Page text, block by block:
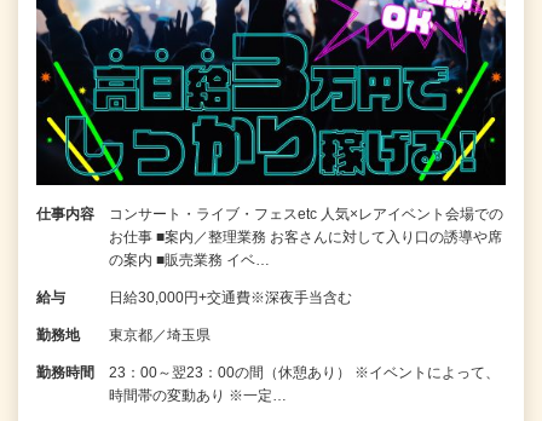
仕事内容
コンサート・ライブ・フェスetc 人気×レアイベント会場での
お仕事 ■案内／整理業務 お客さんに対して入り口の誘導や席
の案内 ■販売業務 イベ…
給与 日給30,000円+交通費※深夜手当含む
勤務地 東京都／埼玉県
勤務時間
23：00～翌23：00の間（休憩あり） ※イベントによって、
時間帯の変動あり ※一定…